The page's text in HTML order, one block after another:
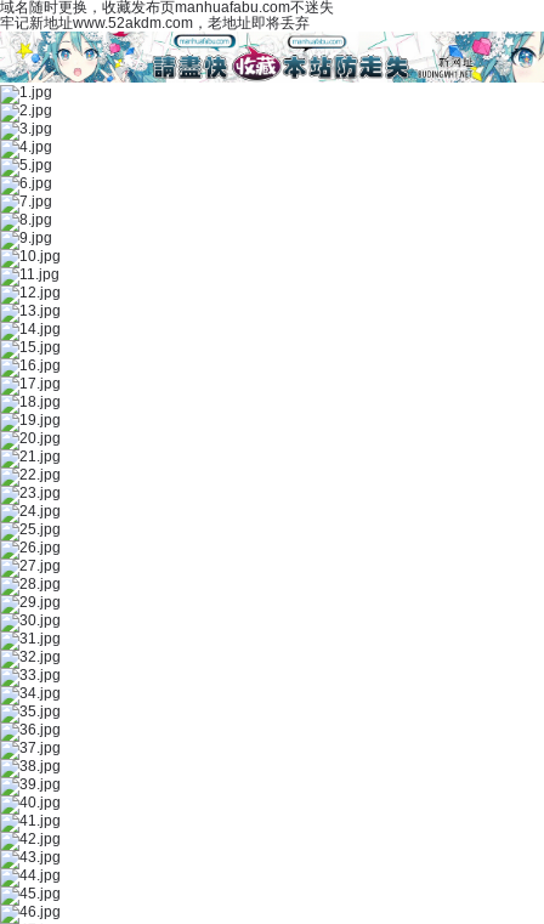
域名随时更换，收藏发布页manhuafabu.com不迷失
牢记新地址www.52akdm.com，老地址即将丢弃